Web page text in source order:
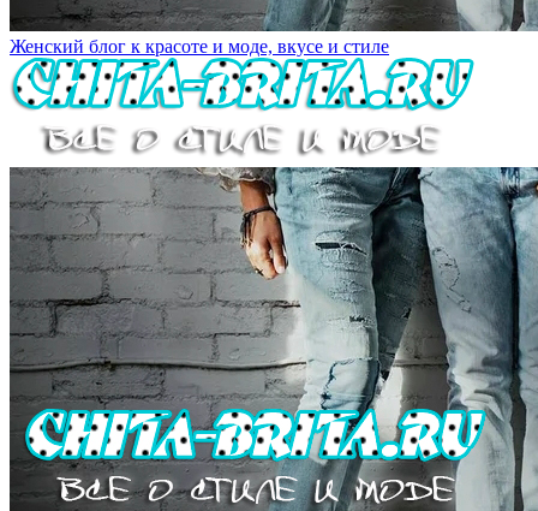
Женский блог к красоте и моде, вкусе и стиле